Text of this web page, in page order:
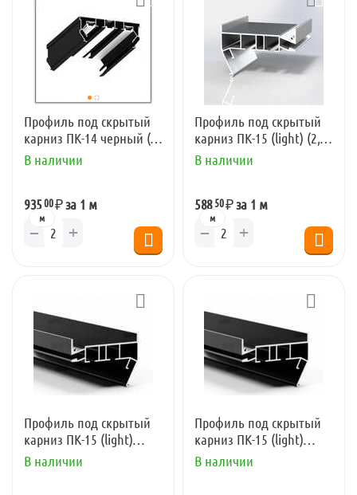
Профиль под скрытый
карниз ПК-14 черный (2
м)
В наличии
93500₽за 1 м
+
−
м
Профиль под скрытый
карниз ПК-15 (light) (2,5
м)
В наличии
58850₽за 1 м
+
−
м
Профиль под скрытый
карниз ПК-15 (light)
черный (2,5 м)
В наличии
Профиль под скрытый
карниз ПК-15 (light)
черный (3,2 м)
В наличии